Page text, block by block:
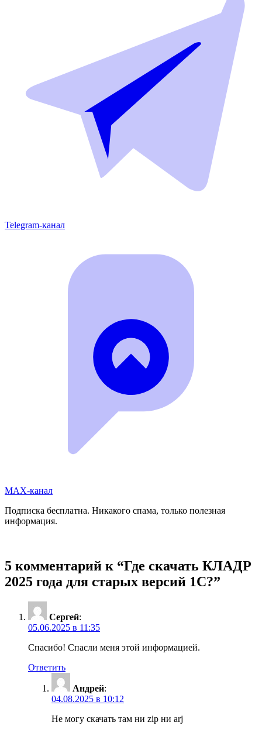
Telegram-канал
MAX-канал
Подписка бесплатна. Никакого спама, только полезная
информация.
5 комментарий к “Где скачать КЛАДР
2025 года для старых версий 1С?”
Сергей:
05.06.2025 в 11:35
Спасибо! Спасли меня этой информацией.
Ответить
Андрей:
04.08.2025 в 10:12
Не могу скачать там ни zip ни arj